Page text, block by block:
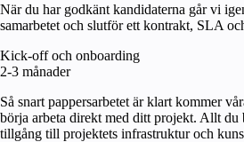
När du har godkänt kandidaterna går vi
samarbetet och slutför ett kontrakt, SLA
Kick-off och onboarding
2-3 månader
Så snart pappersarbetet är klart kommer
börja arbeta direkt med ditt projekt. Allt du
tillgång till projektets infrastruktur och